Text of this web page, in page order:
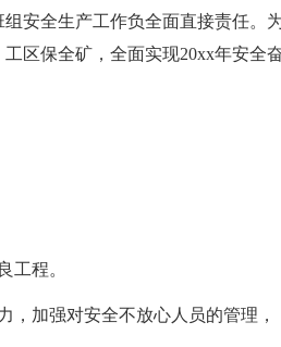
安全生产工作负全面直接责任。
区保全矿，全面实现20xx年安全
工程。
，加强对安全不放心人员的管理，